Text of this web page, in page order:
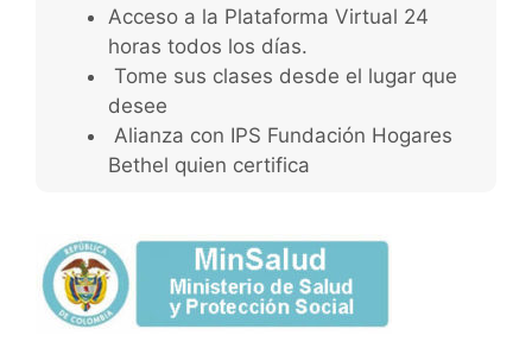
Acceso a la Plataforma Virtual 24
horas todos los días.
Tome sus clases desde el lugar que
desee
Alianza con IPS Fundación Hogares
Bethel quien certifica